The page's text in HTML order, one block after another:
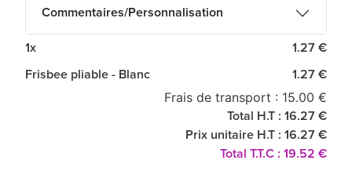
Commentaires/Personnalisation
1x 1.27 €
Frisbee pliable - Blanc 1.27 €
Frais de transport : 15.00 €
Total H.T : 16.27 €
Prix unitaire H.T : 16.27 €
Total T.T.C : 19.52 €